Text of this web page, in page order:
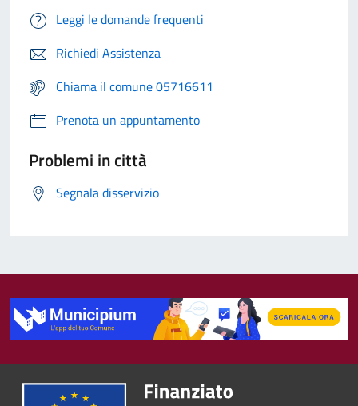
Leggi le domande frequenti
Richiedi Assistenza
Chiama il comune 05716611
Prenota un appuntamento
Problemi in città
Segnala disservizio